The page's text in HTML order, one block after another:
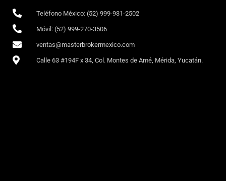
Teléfono México: (52) 999-931-2502
Móvil: (52) 999-270-3506
ventas@masterbrokermexico.com
Calle 63 #194F x 34, Col. Montes de Amé, Mérida, Yucatán.